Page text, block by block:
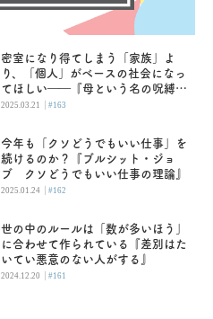
密室になり得てしまう「家族」よ
り、「個人」がベースの社会になっ
てほしい――『母という名の呪縛
娘という牢獄』
2025.03.21 |#163
今年も「クソどうでもいい仕事」を
続けるのか？『ブルシット・ジョ
ブ クソどうでもいい仕事の理論』
2025.01.24 |#162
世の中のルールは「数が多いほう」
に合わせて作られている『差別はた
いてい悪意のない人がする』
2024.12.20 |#161